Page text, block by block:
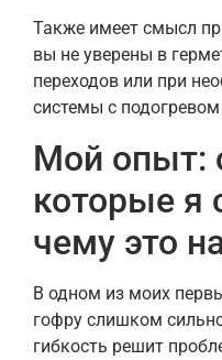
Также имеет смысл
вы не уверены в
переходов или при
системы с
Мой опыт:
которые я
чему это
В одном из моих
гофру слишком
гибкость решит